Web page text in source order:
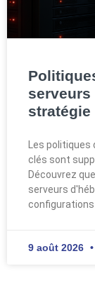
serveurs
stratégie
Les politiques
clés sont
Découvrez
serveurs
configurations
9 août 2026